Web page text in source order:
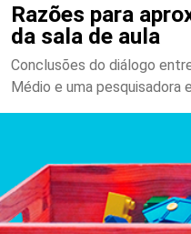
Razões para
da sala de aula
Conclusões do diálogo
Médio e uma pesquisadora